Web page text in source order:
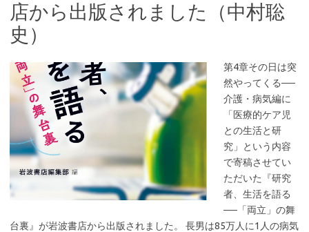
店から出版されました（中村聡
史）
第4章その日は突
然やってくる──
介護・病気編に
「医療的ケア児
との生活と研
究」という内容
で寄稿させてい
ただいた『研究
者、生活を語る
──「両立」の舞
台裏』が岩波書店から出版されました。 長男は85万人に1人の病気